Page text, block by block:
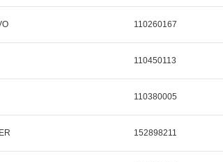
110260167
110450113
110380005
152898211